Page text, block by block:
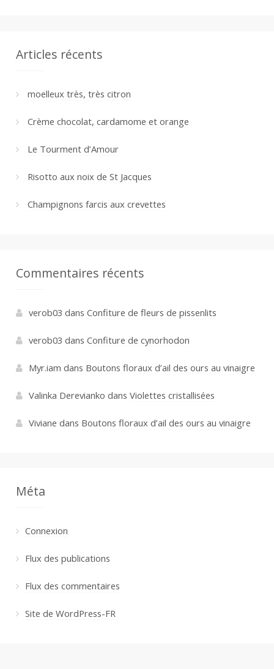
Articles récents
moelleux très, très citron
Crème chocolat, cardamome et orange
Le Tourment d’Amour
Risotto aux noix de St Jacques
Champignons farcis aux crevettes
Commentaires récents
verob03 dans Confiture de fleurs de pissenlits
verob03 dans Confiture de cynorhodon
Myr.iam dans Boutons floraux d’ail des ours au vinaigre
Valinka Derevianko dans Violettes cristallisées
Viviane dans Boutons floraux d’ail des ours au vinaigre
Méta
Connexion
Flux des publications
Flux des commentaires
Site de WordPress-FR